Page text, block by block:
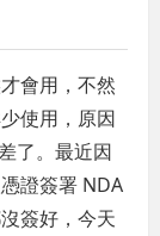
會用，不然
使用，原因
了。最近因
證簽署 NDA
簽好，今天